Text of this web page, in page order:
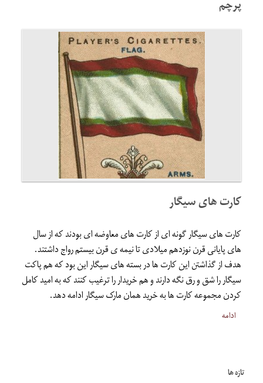
پرچم
کارت های سیگار
کارت های سیگار گونه ای از کارت های معاوضه ای بودند که از سال
های پایانی قرن نوزدهم میلادی تا نیمه ی قرن بیستم رواج داشتند.
هدف از گذاشتن این کارت ها در بسته های سیگار این بود که هم پاکت
سیگار را شق و رق نگه دارند و هم خریدار را ترغیب کنند که به امید کامل
کردن مجموعه کارت ها به خرید همان مارک سیگار ادامه دهد.
ادامه
تازه ها